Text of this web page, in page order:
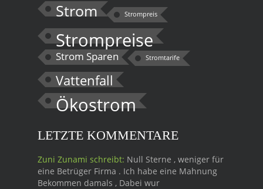
Strom Strompreis
Strompreise
Strom Sparen Stromtarife
Vattenfall
Ökostrom
LETZTE KOMMENTARE
Zuni Zunami schreibt: Null Sterne , weniger für
eine Betrüger Firma . Ich habe eine Mahnung
Bekommen damals , Dabei wur